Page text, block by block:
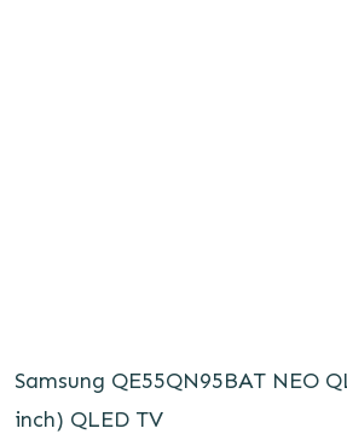
Samsung QE55QN95BAT NEO
inch) QLED TV